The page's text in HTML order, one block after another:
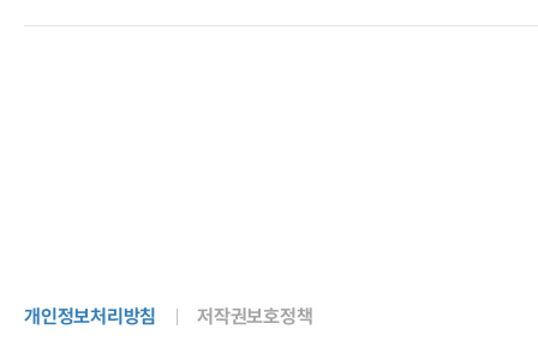
개인정보처리방침
저작권보호정책